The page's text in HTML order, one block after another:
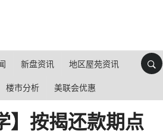
新盘资讯 地区屋苑资讯
楼市分析 美联会优惠
】按揭还款期点